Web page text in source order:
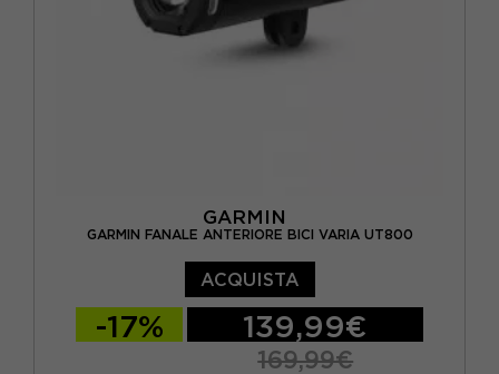
GARMIN
GARMIN FANALE ANTERIORE BICI VARIA UT800
ACQUISTA
-17% 139,99€
169,99€